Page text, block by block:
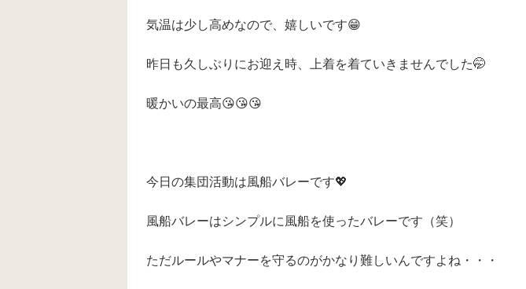
気温は少し高めなので、嬉しいです😁
昨日も久しぶりにお迎え時、上着を着ていきませんでした🤭
暖かいの最高😘😘😘
今日の集団活動は風船バレーです💖
風船バレーはシンプルに風船を使ったバレーです（笑）
ただルールやマナーを守るのがかなり難しいんですよね・・・